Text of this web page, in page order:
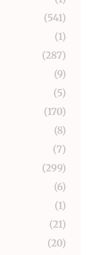
(541)
(1)
(287)
(9)
(5)
(170)
(8)
(7)
(299)
(6)
(1)
(21)
(20)